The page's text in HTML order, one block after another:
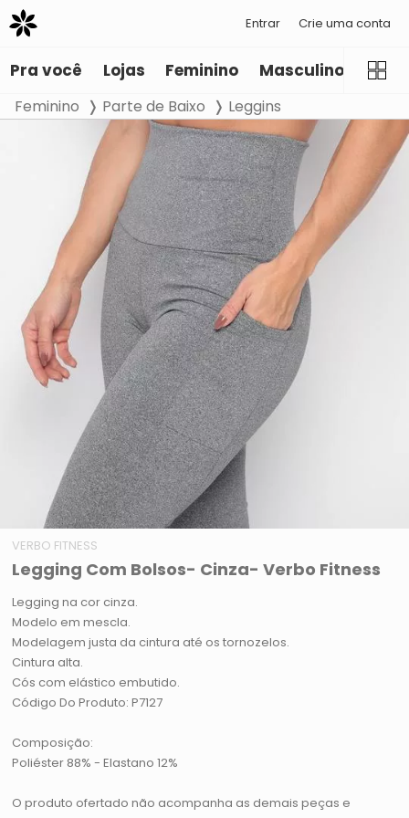
Entrar Crie uma conta
Pra você Lojas Feminino Masculino
Feminino Parte de Baixo Leggins
VERBO FITNESS
Legging Com Bolsos- Cinza- Verbo Fitness
Legging na cor cinza.
Modelo em mescla.
Modelagem justa da cintura até os tornozelos.
Cintura alta.
Cós com elástico embutido.
Código Do Produto: P7127
Composição:
Poliéster 88% - Elastano 12%
O produto ofertado não acompanha as demais peças e